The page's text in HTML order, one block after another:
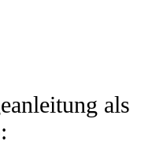
als